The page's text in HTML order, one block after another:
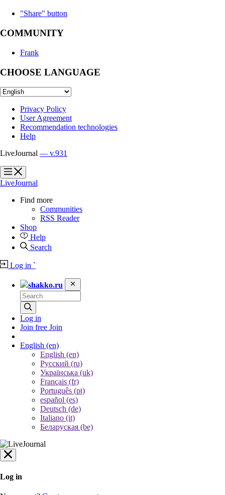
"Share" button
COMMUNITY
Frank
CHOOSE LANGUAGE
Privacy Policy
User Agreement
Recommendation technologies
Help
LiveJournal — v.931
?
?
LiveJournal
Find more
Communities
RSS Reader
Shop
Help
Search
Log in `
shakko.ru
Log in
Join free Join
English (en)
English (en)
Русский (ru)
Українська (uk)
Français (fr)
Português (pt)
español (es)
Deutsch (de)
Italiano (it)
Беларуская (be)
Log in